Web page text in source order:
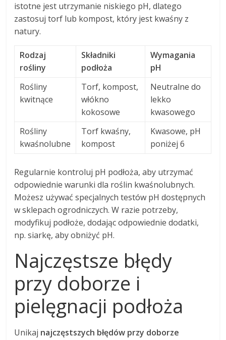
istotne jest utrzymanie niskiego pH, dlatego
zastosuj torf lub kompost, który jest kwaśny z
natury.
Rodzaj
rośliny
Składniki
podłoża
Wymagania
pH
Rośliny
kwitnące
Torf, kompost,
włókno
kokosowe
Neutralne do
lekko
kwasowego
Rośliny
kwaśnolubne
Torf kwaśny,
kompost
Kwasowe, pH
poniżej 6
Regularnie kontroluj pH podłoża, aby utrzymać
odpowiednie warunki dla roślin kwaśnolubnych.
Możesz używać specjalnych testów pH dostępnych
w sklepach ogrodniczych. W razie potrzeby,
modyfikuj podłoże, dodając odpowiednie dodatki,
np. siarkę, aby obniżyć pH.
Najczęstsze błędy
przy doborze i
pielęgnacji podłoża
Unikaj najczęstszych błędów przy doborze